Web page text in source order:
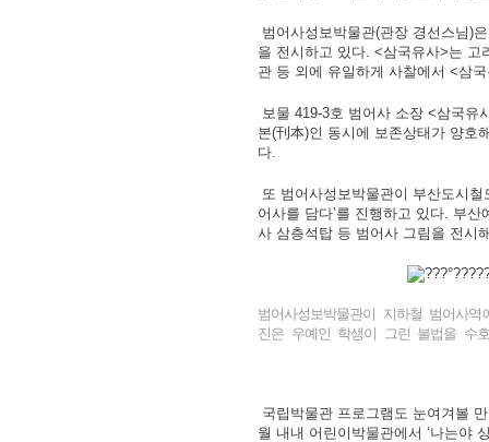
범어사성보박물관(관장 경선스님)
을 전시하고 있다. <삼국유사>는
관 등 외에 유일하게 사찰에서 <삼
보물 419-3호 범어사 소장 <삼국유
본(刊本)인 동시에 보존상태가 양호
다.
또 범어사성보박물관이 부산도시
어사를 담다’를 진행하고 있다. 부
사 삼층석탑 등 범어사 그림을 전시
범어사성보박물관이 지하철 범어사
진은 우예인 학생이 그린 불법을 수
국립박물관 프로그램도 눈여겨볼
월 내내 어린이박물관에서 ‘나는야